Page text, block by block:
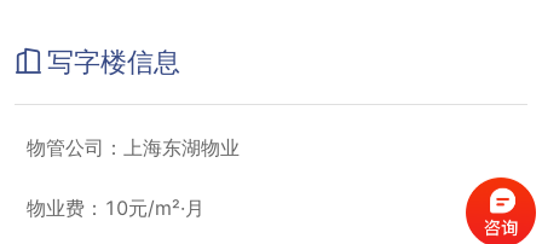
写字楼信息
物管公司：上海东湖物业
物业费：10元/m²·月